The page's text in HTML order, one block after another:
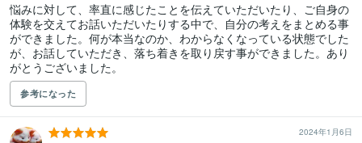
悩みに対して、率直に感じたことを伝えていただいたり、ご自身の
体験を交えてお話いただいたりする中で、自分の考えをまとめる事
ができました。何が本当なのか、わからなくなっている状態でした
が、お話していただき、落ち着きを取り戻す事ができました。あり
がとうございました。
参考になった
2024年1月6日